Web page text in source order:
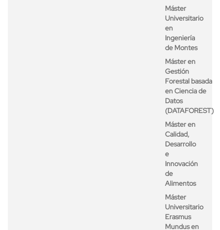
Máster
Universitario
en
Ingeniería
de Montes
Máster en
Gestión
Forestal basada
en Ciencia de
Datos
(DATAFOREST)
Máster en
Calidad,
Desarrollo
e
Innovación
de
Alimentos
Máster
Universitario
Erasmus
Mundus en